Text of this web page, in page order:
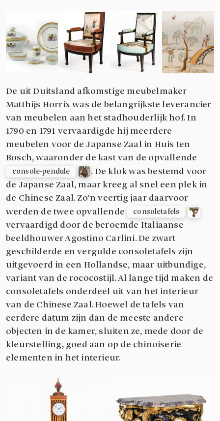
De uit Duitsland afkomstige meubelmaker
Matthijs Horrix was de belangrijkste leverancier
van meubelen aan het stadhouderlijk hof. In
1790 en 1791 vervaardigde hij meerdere
meubelen voor de Japanse Zaal in Huis ten
Bosch, waaronder de kast van de opvallende
console-pendule
. De klok was bestemd voor
de Japanse Zaal, maar kreeg al snel een plek in
de Chinese Zaal. Zo'n veertig jaar daarvoor
werden de twee opvallende
consoletafels
vervaardigd door de beroemde Italiaanse
beeldhouwer Agostino Carlini. De zwart
geschilderde en vergulde consoletafels zijn
uitgevoerd in een Hollandse, maar uitbundige,
variant van de rococostijl. Al lange tijd maken de
consoletafels onderdeel uit van het interieur
van de Chinese Zaal. Hoewel de tafels van
eerdere datum zijn dan de meeste andere
objecten in de kamer, sluiten ze, mede door de
kleurstelling, goed aan op de chinoiserie-
elementen in het interieur.